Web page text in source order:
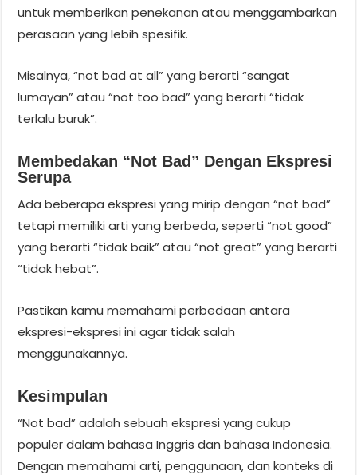
untuk memberikan penekanan atau menggambarkan
perasaan yang lebih spesifik.
Misalnya, “not bad at all” yang berarti “sangat
lumayan” atau “not too bad” yang berarti “tidak
terlalu buruk”.
Membedakan “not Bad” Dengan Ekspresi
Serupa
Ada beberapa ekspresi yang mirip dengan “not bad”
tetapi memiliki arti yang berbeda, seperti “not good”
yang berarti “tidak baik” atau “not great” yang berarti
“tidak hebat”.
Pastikan kamu memahami perbedaan antara
ekspresi-ekspresi ini agar tidak salah
menggunakannya.
Kesimpulan
“Not bad” adalah sebuah ekspresi yang cukup
populer dalam bahasa Inggris dan bahasa Indonesia.
Dengan memahami arti, penggunaan, dan konteks di